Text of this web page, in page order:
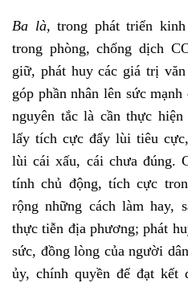
Ba là, trong phát triển
trong phòng, chống dịch
giữ, phát huy các giá trị
góp phần nhân lên sức
nguyên tắc là cần thực
lấy tích cực đẩy lùi tiêu
lùi cái xấu, cái chưa đúng.
tính chủ động, tích cực
rộng những cách làm hay,
thực tiễn địa phương; phát
sức, đồng lòng của người
ủy, chính quyền để đạt kết